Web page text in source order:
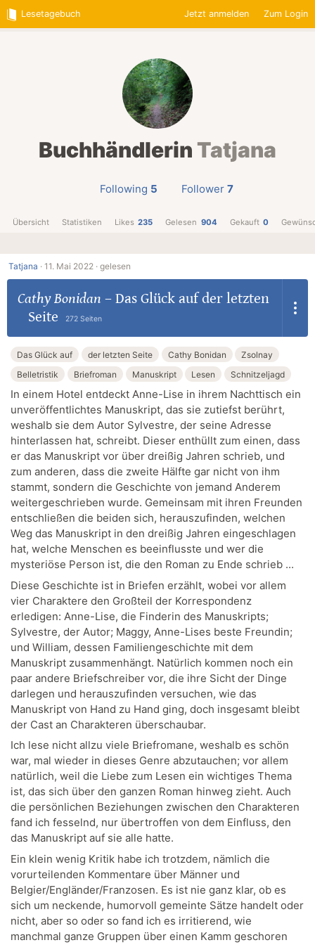
Lesetagebuch Jetzt anmelden Zum Login
Buchhändlerin Tatjana
Following 5 Follower 7
Übersicht Statistiken Likes 235 Gelesen 904 Gekauft 0
Tatjana · 11. Mai 2022 · gelesen
Cathy Bonidan – Das Glück auf der letzten
Seite
272 Seiten
Das Glück auf der letzten Seite Cathy Bonidan
Zsolnay
Belletristik
Briefroman Manuskript Lesen Schnitzeljagd
In einem Hotel entdeckt Anne-Lise in ihrem Nachttisch ein
unveröffentlichtes Manuskript, das sie zutiefst berührt,
weshalb sie dem Autor Sylvestre, der seine Adresse
hinterlassen hat, schreibt. Dieser enthüllt zum einen, dass
er das Manuskript vor über dreißig Jahren schrieb, und
zum anderen, dass die zweite Hälfte gar nicht von ihm
stammt, sondern die Geschichte von jemand Anderem
weitergeschrieben wurde. Gemeinsam mit ihren Freunden
entschließen die beiden sich, herauszufinden, welchen
Weg das Manuskript in den dreißig Jahren eingeschlagen
hat, welche Menschen es beeinflusste und wer die
mysteriöse Person ist, die den Roman zu Ende schrieb ...
Diese Geschichte ist in Briefen erzählt, wobei vor allem
vier Charaktere den Großteil der Korrespondenz
erledigen: Anne-Lise, die Finderin des Manuskripts;
Sylvestre, der Autor; Maggy, Anne-Lises beste Freundin;
und William, dessen Familiengeschichte mit dem
Manuskript zusammenhängt. Natürlich kommen noch ein
paar andere Briefschreiber vor, die ihre Sicht der Dinge
darlegen und herauszufinden versuchen, wie das
Manuskript von Hand zu Hand ging, doch insgesamt bleibt
der Cast an Charakteren überschaubar.
Ich lese nicht allzu viele Briefromane, weshalb es schön
war, mal wieder in dieses Genre abzutauchen; vor allem
natürlich, weil die Liebe zum Lesen ein wichtiges Thema
ist, das sich über den ganzen Roman hinweg zieht. Auch
die persönlichen Beziehungen zwischen den Charakteren
fand ich fesselnd, nur übertroffen von dem Einfluss, den
das Manuskript auf sie alle hatte.
Ein klein wenig Kritik habe ich trotzdem, nämlich die
vorurteilenden Kommentare über Männer und
Belgier/Engländer/Franzosen. Es ist nie ganz klar, ob es
sich um neckende, humorvoll gemeinte Sätze handelt oder
nicht, aber so oder so fand ich es irritierend, wie
manchmal ganze Gruppen über einen Kamm geschoren